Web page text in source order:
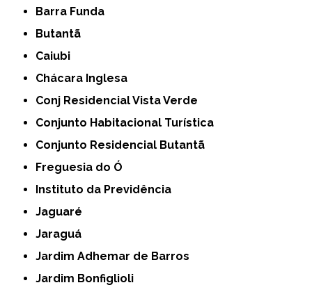
Barra Funda
Butantã
Caiubi
Chácara Inglesa
Conj Residencial Vista Verde
Conjunto Habitacional Turística
Conjunto Residencial Butantã
Freguesia do Ó
Instituto da Previdência
Jaguaré
Jaraguá
Jardim Adhemar de Barros
Jardim Bonfiglioli